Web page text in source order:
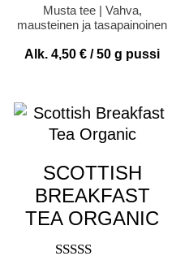
Arvostelu
tuotteesta:
5.00
/ 5
Musta tee | Vahva,
mausteinen ja tasapainoinen
Alk.4,50€ / 50 g pussi
SCOTTISH
BREAKFAST
TEA ORGANIC